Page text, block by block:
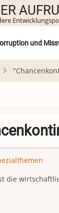
und
die